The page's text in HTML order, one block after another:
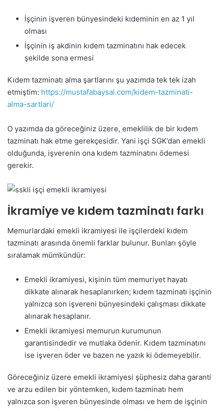
İşçinin işveren bünyesindeki kıdeminin en az 1 yıl
olması
İşçinin iş akdinin kıdem tazminatını hak edecek
şekilde sona ermesi
Kıdem tazminatı alma şartlarını şu yazımda tek tek izah
etmiştim: https://mustafabaysal.com/kidem-tazminati-
alma-sartlari/
O yazımda da göreceğiniz üzere, emeklilik de bir kıdem
tazminatı hak etme gerekçesidir. Yani işçi SGK’dan emekli
olduğunda, işverenin ona kıdem tazminatını ödemesi
gerekir.
İkramiye ve kıdem tazminatı farkı
Memurlardaki emekli ikramiyesi ile işçilerdeki kıdem
tazminatı arasında önemli farklar bulunur. Bunları şöyle
sıralamak mümkündür:
Emekli ikramiyesi, kişinin tüm memuriyet hayatı
dikkate alınarak hesaplanırken; kıdem tazminatı işçinin
yalnızca son işvereni bünyesindeki çalışması dikkate
alınarak hesaplanır.
Emekli ikramiyesi memurun kurumunun
garantisindedir ve mutlaka ödenir. Kıdem tazminatını
ise işveren öder ve bazen ne yazık ki ödemeyebilir.
Göreceğiniz üzere emekli ikramiyesi şüphesiz daha garanti
ve arzu edilen bir yöntemken, kıdem tazminatı hem
yalnızca son işveren bünyesinde olması ve hem de işçinin